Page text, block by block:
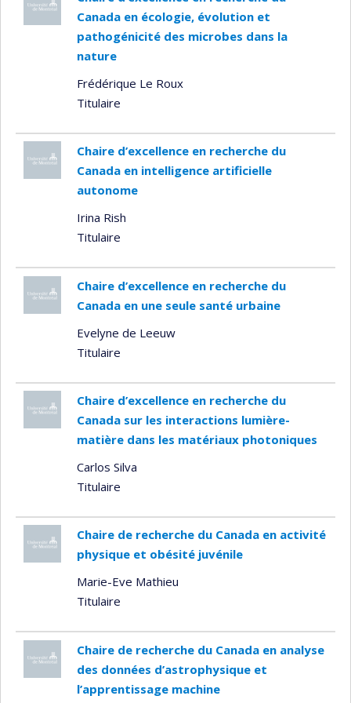
Canada en écologie, évolution et
pathogénicité des microbes dans la
nature
Frédérique Le Roux
Titulaire
Chaire d’excellence en recherche du
Canada en intelligence artificielle
autonome
Irina Rish
Titulaire
Chaire d’excellence en recherche du
Canada en une seule santé urbaine
Evelyne de Leeuw
Titulaire
Chaire d’excellence en recherche du
Canada sur les interactions lumière-
matière dans les matériaux photoniques
Carlos Silva
Titulaire
Chaire de recherche du Canada en activité
physique et obésité juvénile
Marie-Eve Mathieu
Titulaire
Chaire de recherche du Canada en analyse
des données d’astrophysique et
l’apprentissage machine